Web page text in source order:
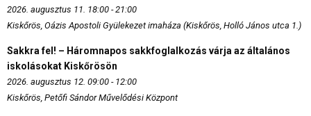
2026. augusztus 11. 18:00 - 21:00
Kiskőrös, Oázis Apostoli Gyülekezet imaháza (Kiskőrös, Holló János utca 1.)
Sakkra fel! – Háromnapos sakkfoglalkozás várja az általános
iskolásokat Kiskőrösön
2026. augusztus 12. 09:00 - 12:00
Kiskőrös, Petőfi Sándor Művelődési Központ